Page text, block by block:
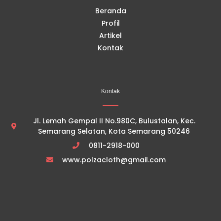
Beranda
Profil
Artikel
Kontak
Kontak
Jl. Lemah Gempal II No.980C, Bulustalan, Kec.
Semarang Selatan, Kota Semarang 50246
0811-2918-000
www.polzacloth@gmail.com